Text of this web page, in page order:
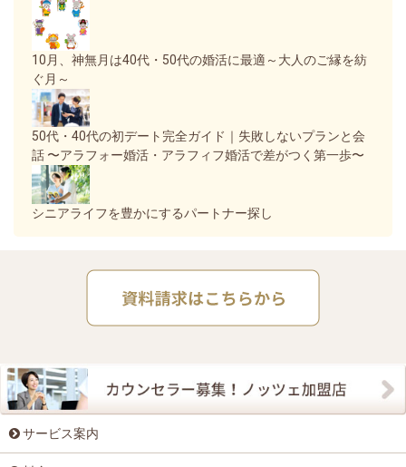
10月、神無月は40代・50代の婚活に最適～大人のご縁を紡
ぐ月～
50代・40代の初デート完全ガイド｜失敗しないプランと会
話 〜アラフォー婚活・アラフィフ婚活で差がつく第一歩〜
シニアライフを豊かにするパートナー探し
サービス案内